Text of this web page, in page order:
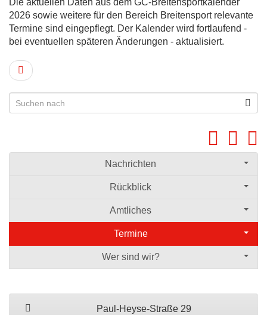
Die aktuellen Daten aus dem GC-Breitensportkalender
2026 sowie weitere für den Bereich Breitensport relevante
Termine sind eingepflegt. Der Kalender wird fortlaufend -
bei eventuellen späteren Änderungen - aktualisiert.
Nachrichten
Rückblick
Amtliches
Termine
Wer sind wir?
Paul-Heyse-Straße 29